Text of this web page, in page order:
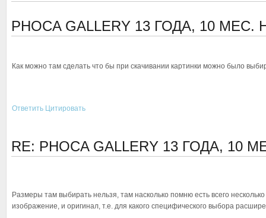
PHOCA GALLERY 13 ГОДА, 10 МЕС.
Как можно там сделать что бы при скачивании картинки можно было
Ответить Цитировать
RE: PHOCA GALLERY 13 ГОДА, 10
Размеры там выбирать нельзя, там насколько помню есть всего
изображение, и оригинал, т.е. для какого специфического выбора